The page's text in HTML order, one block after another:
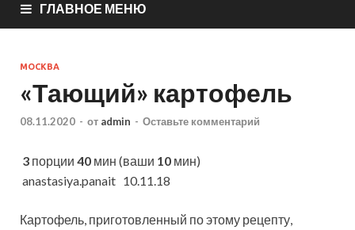
ГЛАВНОЕ МЕНЮ
МОСКВА
«Тающий» картофель
08.11.2020 - от admin - Оставьте комментарий
3 порции 40 мин (ваши 10 мин)
anastasiya.panait 10.11.18
Картофель, приготовленный по этому рецепту,